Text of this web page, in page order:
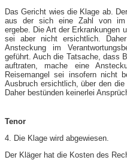
Das Gericht wies die Klage ab.
aus der sich eine Zahl von im
ergebe. Die Art der Erkrankungen
sei aber nicht ersichtlich.
Ansteckung im
geführt. Auch die Tatsache, dass
auftraten, mache eine
Reisemangel sei insofern nicht
Ausbruch ersichtlich, über den
Daher bestünden keinerlei
Tenor
4. Die Klage wird abgewiesen.
Der Kläger hat die Kosten des